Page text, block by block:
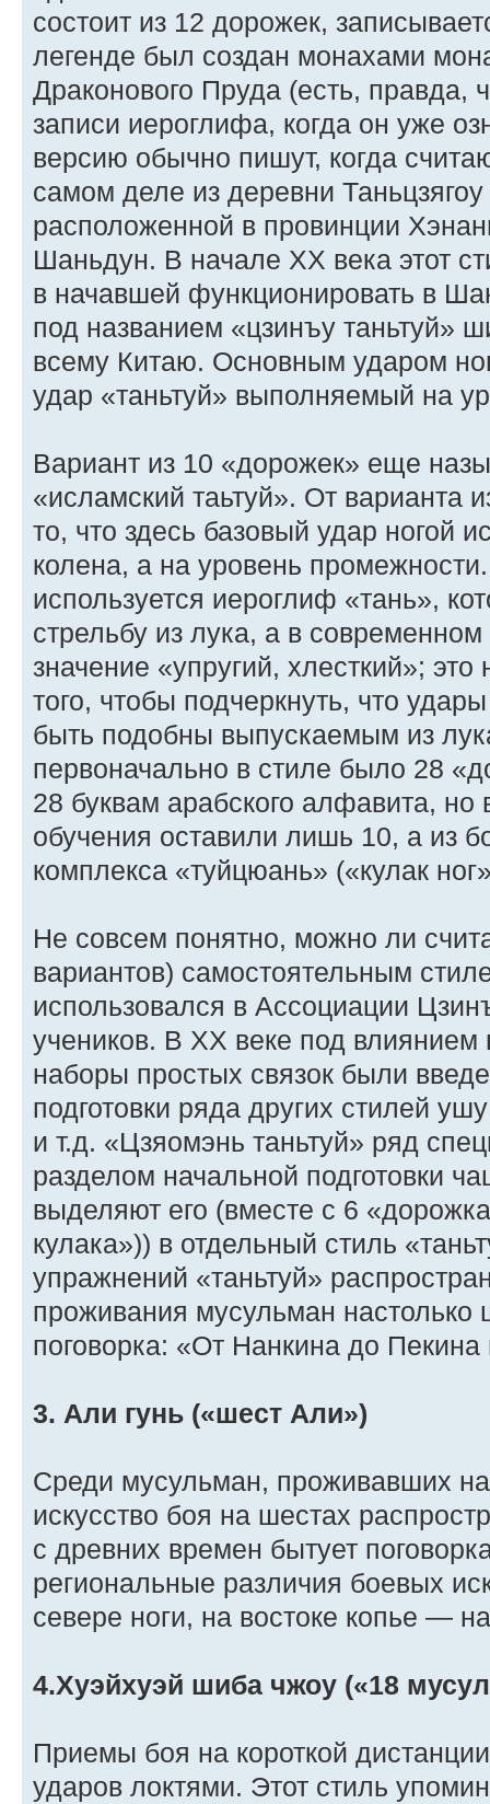
состоит из 12 дорожек,
легенде был создан монахами
Драконового Пруда (есть, правда,
записи иероглифа, когда он уже
версию обычно пишут, когда
самом деле из деревни
расположенной в провинции
Шаньдун. В начале XX века этот
в начавшей функционировать в
под названием «цзинъу таньтуй»
всему Китаю. Основным ударом
удар «таньтуй» выполняемый на
Вариант из 10 «дорожек» еще
«исламский таьтуй». От варианта
то, что здесь базовый удар ногой
колена, а на уровень
используется иероглиф «тань»,
стрельбу из лука, а в
значение «упругий, хлесткий»;
того, чтобы подчеркнуть, что
быть подобны выпускаемым из
первоначально в стиле было 28
28 буквам арабского алфавита, но
обучения оставили лишь 10, а из
комплекса «туйцюань» («кулак
Не совсем понятно, можно ли
вариантов) самостоятельным
использовался в Ассоциации
учеников. В XX веке под влиянием
наборы простых связок были
подготовки ряда других стилей
и т.д. «Цзяомэнь таньтуй» ряд
разделом начальной подготовки
выделяют его (вместе с 6
кулака»)) в отдельный стиль
упражнений «таньтуй»
проживания мусульман настолько
поговорка: «От Нанкина до
3. Али гунь («шест Али»)
Среди мусульман, проживавших
искусство боя на шестах
с древних времен бытует
региональные различия боевых
севере ноги, на востоке копье —
4.Хуэйхуэй шиба чжоу («18
Приемы боя на короткой
ударов локтями. Этот стиль